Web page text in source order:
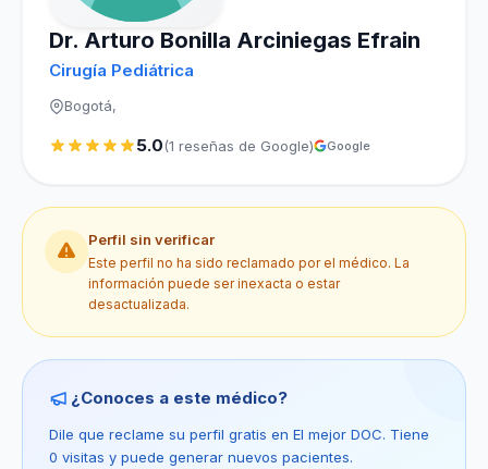
Dr. Arturo Bonilla Arciniegas Efrain
Cirugía Pediátrica
Bogotá,
5.0(1 reseñas de Google) Google
Perfil sin verificar
Este perfil no ha sido reclamado por el médico. La
información puede ser inexacta o estar
desactualizada.
¿Conoces a este médico?
Dile que reclame su perfil gratis en El mejor DOC. Tiene
0 visitas y puede generar nuevos pacientes.